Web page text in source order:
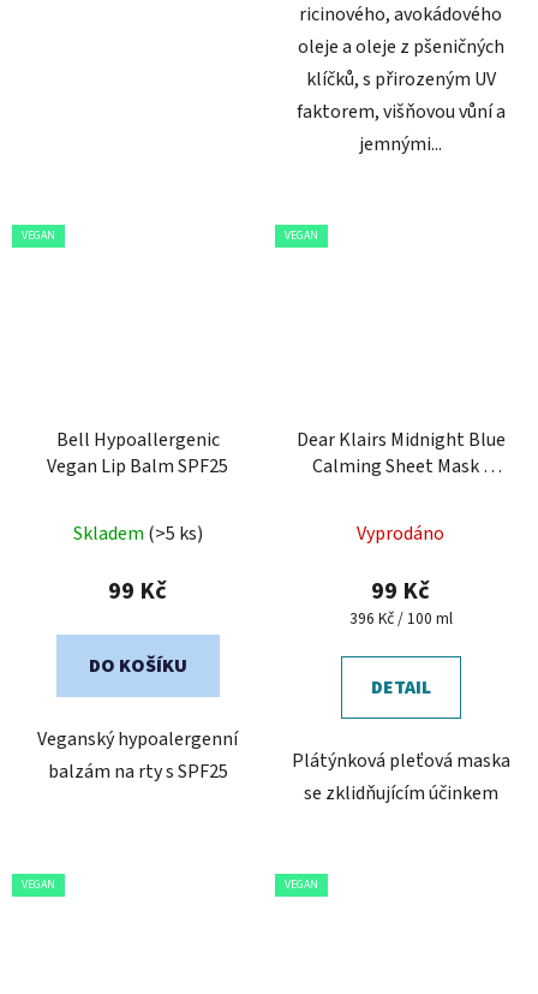
ricinového, avokádového
oleje a oleje z pšeničných
klíčků, s přirozeným UV
faktorem, višňovou vůní a
jemnými...
VEGAN
Bell Hypoallergenic
Vegan Lip Balm SPF25
Skladem (>5 ks)
99 Kč
DO KOŠÍKU
Veganský hypoalergenní
balzám na rty s SPF25
VEGAN
Dear Klairs Midnight Blue
Calming Sheet Mask -
Vyprodáno
99 Kč
Měrná
396 Kč / 100 ml
DETAIL
Plátýnková pleťová maska
se zklidňujícím účinkem
VEGAN VEGAN